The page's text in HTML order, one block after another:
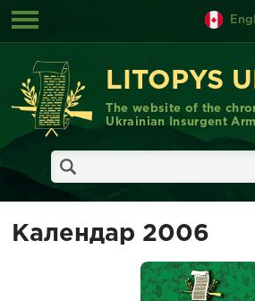
LITOPYS
The website of the
Ukrainian Insurgent
Календар 2006